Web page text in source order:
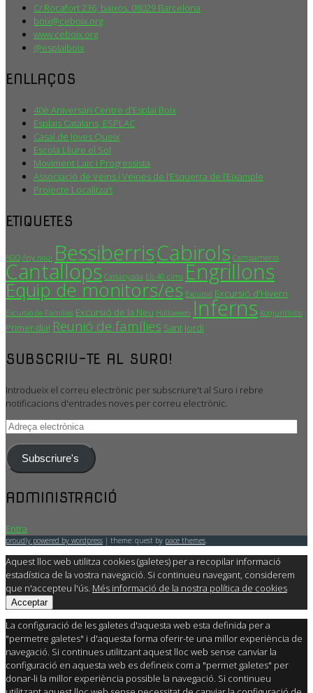
C/ Rocafort 236, baixos. 08029 Barcelona
boix@ceboix.org
www.ceboix.org
@esplaiboix
ENLLAÇOS
40è Aniversari Centre d'Esplai Boix
Esplais Catalans, ESPLAC
Casal de Joves Queix
Escola Lliure el Sol
Moviment Laic i Progressista
Associació de Veïns i Veïnes de l’Esquerra de l’Eixample
Projecte Localitza’t
ETIQUETES
AGO Any nou! BessiberrisCabirols Campaments
Cantallops Castanyada Els 40 cims Engrillons
Equip de monitors/es Excursió Excursió d'Hivern
Excursió de Famílies Excursió de la Neu Halloween Inferns Konjuntivitis
Primer dia! Reunió de famílies Sant Jordi
SUBSCRIU-TE AL SURO!
Introdueix el correu electrònic per subscriure't al Suro i rebre
notificacions d'entrades noves per correu electrònic.
Adreça
Subscriure's
ADMINISTRACIÓ
Entra
proudly powered by wordpress | theme: quest by pace themes.
Aquest lloc web utilitza cookies (galetes) per a recopilar informació
estadística de la vostra navegació. Si continueu navegant, considerem
que n'accepteu l'ús. Més informació de la nostra política de cookies
Acceptar
La configuració de les galetes d'aquesta web esta definida per a
"permetre galetes" i d'aquesta forma oferir-te una millor experiència de
navegació. Si continues utilitzant aquest lloc web sense canviar la
configuració en aquesta web es defineix com a "permet galetes" per
donar-li la millor experiència possible la navegació. Si continueu